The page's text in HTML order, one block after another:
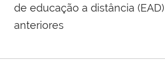
de educação a distância
anteriores